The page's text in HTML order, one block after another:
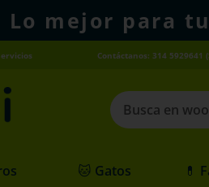
Lo mejor para
Contáctanos: 314 5929641
Busca en woopi
1
agility gold
🐱 Gatos 💊